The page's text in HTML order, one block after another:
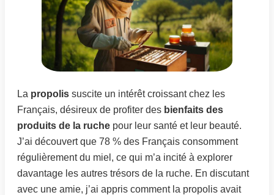
La propolis suscite un intérêt croissant chez les
Français, désireux de profiter des bienfaits des
produits de la ruche pour leur santé et leur beauté.
J’ai découvert que 78 % des Français consomment
régulièrement du miel, ce qui m’a incité à explorer
davantage les autres trésors de la ruche. En discutant
avec une amie, j’ai appris comment la propolis avait